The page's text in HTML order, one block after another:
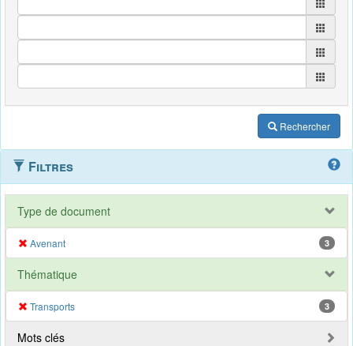
Rechercher
Filtres
Type de document
Avenant 3
Thématique
Transports 3
Mots clés